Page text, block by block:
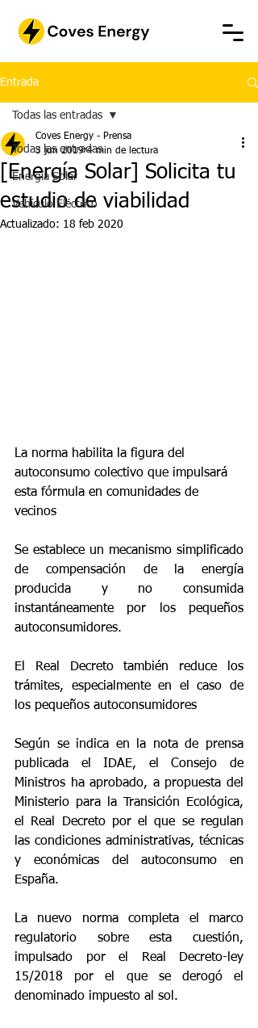
Entrada
Todas las entradas
Energía Solar
Vehículo Eléctrico
Todas las entradas
[Energía Solar] Solicita tu
estudio de viabilidad
Coves Energy - Prensa
3 jun 2019 4 min de lectura
Actualizado: 18 feb 2020
La norma habilita la figura del
autoconsumo colectivo que impulsará
esta fórmula en comunidades de
vecinos
Se establece un mecanismo simplificado
de compensación de la energía
producida y no consumida
instantáneamente por los pequeños
autoconsumidores.
El Real Decreto también reduce los
trámites, especialmente en el caso de
los pequeños autoconsumidores
Según se indica en la nota de prensa
publicada el IDAE, el Consejo de
Ministros ha aprobado, a propuesta del
Ministerio para la Transición Ecológica,
el Real Decreto por el que se regulan
las condiciones administrativas, técnicas
y económicas del autoconsumo en
España.
La nuevo norma completa el marco
regulatorio sobre esta cuestión,
impulsado por el Real Decreto-ley
15/2018 por el que se derogó el
denominado impuesto al sol.